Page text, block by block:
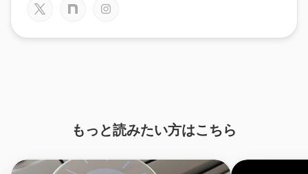
もっと読みたい方はこちら